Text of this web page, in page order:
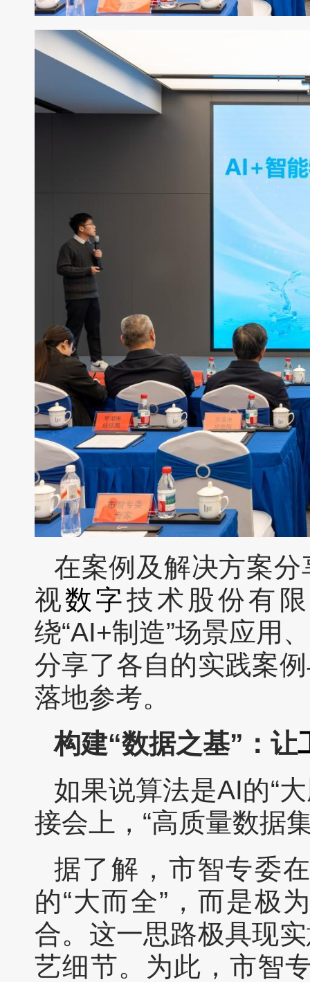
在案例及解决方案
视数字技术股份有
绕“AI+制造”场景应用
分享了各自的实践案
落地参考。
构建“数据之基”：让
如果说算法是AI的“
接会上，“高质量数据
据了解，市智专委
的“大而全”，而是极
合。这一思路极具现
艺细节。为此，市智